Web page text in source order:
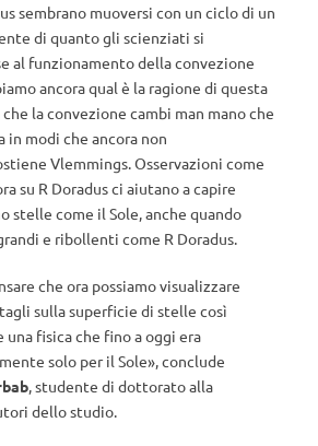
sembrano muoversi con un ciclo di un
di quanto gli scienziati si
al funzionamento della convezione
ancora qual è la ragione di questa
la convezione cambi man mano che
in modi che ancora non
Vlemmings. Osservazioni come
su R Doradus ci aiutano a capire
stelle come il Sole, anche quando
e ribollenti come R Doradus.
che ora possiamo visualizzare
sulla superficie di stelle così
una fisica che fino a oggi era
solo per il Sole», conclude
, studente di dottorato alla
dello studio.